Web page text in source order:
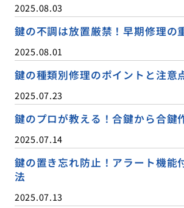
2025.08.03
鍵の不調は放置厳禁！早期修理の
2025.08.01
鍵の種類別修理のポイントと注意
2025.07.23
鍵のプロが教える！合鍵から合鍵
2025.07.14
鍵の置き忘れ防止！アラート機能
法
2025.07.13